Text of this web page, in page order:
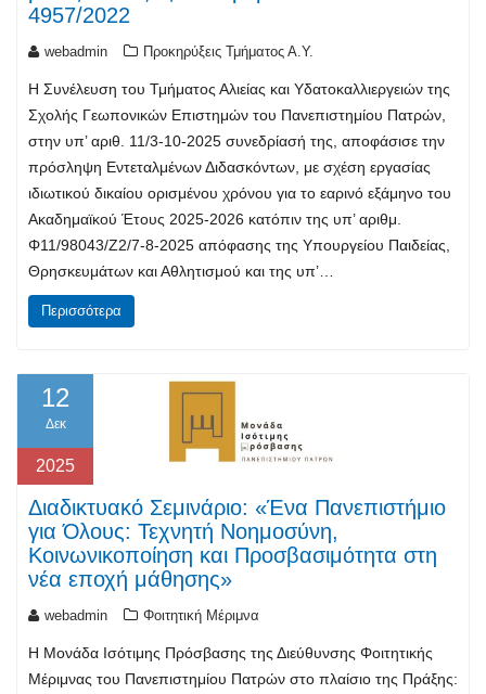
4957/2022
webadmin Προκηρύξεις Τμήματος Α.Υ.
Η Συνέλευση του Τμήματος Αλιείας και Υδατοκαλλιεργειών της
Σχολής Γεωπονικών Επιστημών του Πανεπιστημίου Πατρών,
στην υπ’ αριθ. 11/3-10-2025 συνεδρίασή της, αποφάσισε την
πρόσληψη Εντεταλμένων Διδασκόντων, με σχέση εργασίας
ιδιωτικού δικαίου ορισμένου χρόνου για το εαρινό εξάμηνο του
Ακαδημαϊκού Έτους 2025-2026 κατόπιν της υπ’ αριθμ.
Φ11/98043/Ζ2/7-8-2025 απόφασης της Υπουργείου Παιδείας,
Θρησκευμάτων και Αθλητισμού και της υπ’…
Περισσότερα
12
Δεκ
2025
Διαδικτυακό Σεμινάριο: «Ένα Πανεπιστήμιο
για Όλους: Τεχνητή Νοημοσύνη,
Κοινωνικοποίηση και Προσβασιμότητα στη
νέα εποχή μάθησης»
webadmin Φοιτητική Μέριμνα
Η Μονάδα Ισότιμης Πρόσβασης της Διεύθυνσης Φοιτητικής
Μέριμνας του Πανεπιστημίου Πατρών στο πλαίσιο της Πράξης: